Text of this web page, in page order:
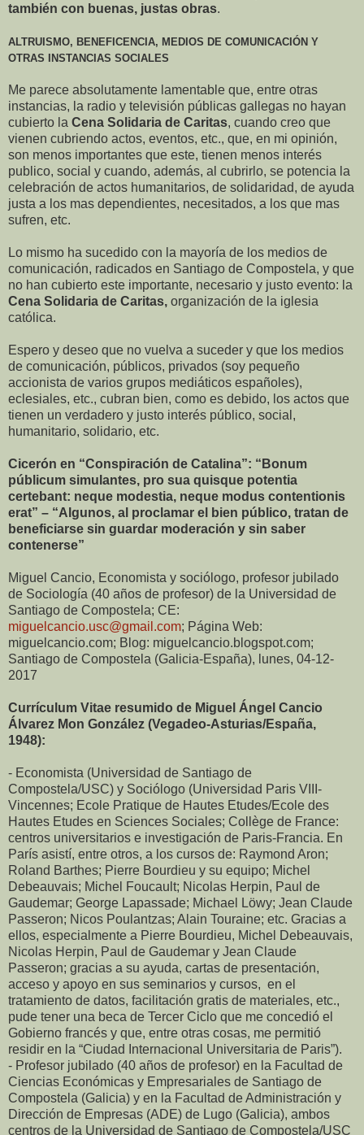
también con buenas, justas obras.
ALTRUISMO, BENEFICENCIA, MEDIOS DE COMUNICACIÓN Y
OTRAS INSTANCIAS SOCIALES
Me parece absolutamente lamentable que, entre otras
instancias, la radio y televisión públicas gallegas no hayan
cubierto la Cena Solidaria de Caritas, cuando creo que
vienen cubriendo actos, eventos, etc., que, en mi opinión,
son menos importantes que este, tienen menos interés
publico, social y cuando, además, al cubrirlo, se potencia la
celebración de actos humanitarios, de solidaridad, de ayuda
justa a los mas dependientes, necesitados, a los que mas
sufren, etc.
Lo mismo ha sucedido con la mayoría de los medios de
comunicación, radicados en Santiago de Compostela, y que
no han cubierto este importante, necesario y justo evento: la
Cena Solidaria de Caritas, organización de la iglesia
católica.
Espero y deseo que no vuelva a suceder y que los medios
de comunicación, públicos, privados (soy pequeño
accionista de varios grupos mediáticos españoles),
eclesiales, etc., cubran bien, como es debido, los actos que
tienen un verdadero y justo interés público, social,
humanitario, solidario, etc.
Cicerón en “Conspiración de Catalina”: “Bonum
públicum simulantes, pro sua quisque potentia
certebant: neque modestia, neque modus contentionis
erat” – “Algunos, al proclamar el bien público, tratan de
beneficiarse sin guardar moderación y sin saber
contenerse”
Miguel Cancio, Economista y sociólogo, profesor jubilado
de Sociología (40 años de profesor) de la Universidad de
Santiago de Compostela; CE:
miguelcancio.usc@gmail.com; Página Web:
miguelcancio.com; Blog: miguelcancio.blogspot.com;
Santiago de Compostela (Galicia-España), lunes, 04-12-
2017
Currículum Vitae resumido de Miguel Ángel Cancio
Álvarez Mon González (Vegadeo-Asturias/España,
1948):
- Economista (Universidad de Santiago de
Compostela/USC) y Sociólogo (Universidad Paris VIII-
Vincennes; Ecole Pratique de Hautes Etudes/Ecole des
Hautes Etudes en Sciences Sociales; Collège de France:
centros universitarios e investigación de Paris-Francia. En
París asistí, entre otros, a los cursos de: Raymond Aron;
Roland Barthes; Pierre Bourdieu y su equipo; Michel
Debeauvais; Michel Foucault; Nicolas Herpin, Paul de
Gaudemar; George Lapassade; Michael Löwy; Jean Claude
Passeron; Nicos Poulantzas; Alain Touraine; etc. Gracias a
ellos, especialmente a Pierre Bourdieu, Michel Debeauvais,
Nicolas Herpin, Paul de Gaudemar y Jean Claude
Passeron; gracias a su ayuda, cartas de presentación,
acceso y apoyo en sus seminarios y cursos, en el
tratamiento de datos, facilitación gratis de materiales, etc.,
pude tener una beca de Tercer Ciclo que me concedió el
Gobierno francés y que, entre otras cosas, me permitió
residir en la “Ciudad Internacional Universitaria de Paris”).
- Profesor jubilado (40 años de profesor) en la Facultad de
Ciencias Económicas y Empresariales de Santiago de
Compostela (Galicia) y en la Facultad de Administración y
Dirección de Empresas (ADE) de Lugo (Galicia), ambos
centros de la Universidad de Santiago de Compostela/USC